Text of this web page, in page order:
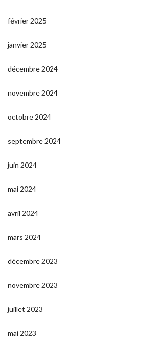
février 2025
janvier 2025
décembre 2024
novembre 2024
octobre 2024
septembre 2024
juin 2024
mai 2024
avril 2024
mars 2024
décembre 2023
novembre 2023
juillet 2023
mai 2023